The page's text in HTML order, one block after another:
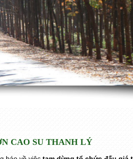
CAO SU THANH LÝ